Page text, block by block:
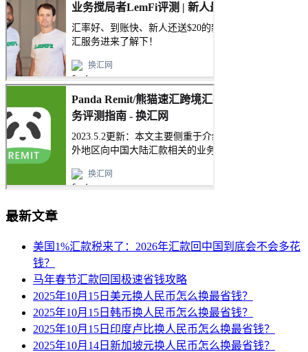
最新文章
美国1%汇款税来了：2026年汇款回中国到底会不会多花
钱？
马年春节汇款回国极速省钱攻略
2025年10月15日美元换人民币怎么换最省钱？
2025年10月15日韩币换人民币怎么换最省钱？
2025年10月15日印度卢比换人民币怎么换最省钱？
2025年10月14日新加坡元换人民币怎么换最省钱？